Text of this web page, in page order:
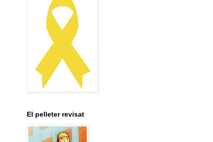
El pelleter revisat